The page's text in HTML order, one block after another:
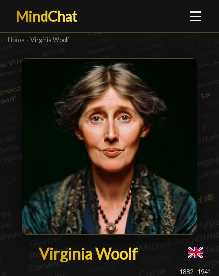
MindChat
Home › Virginia Woolf
Virginia Woolf
Virginia Woolf█
1882 - 1941